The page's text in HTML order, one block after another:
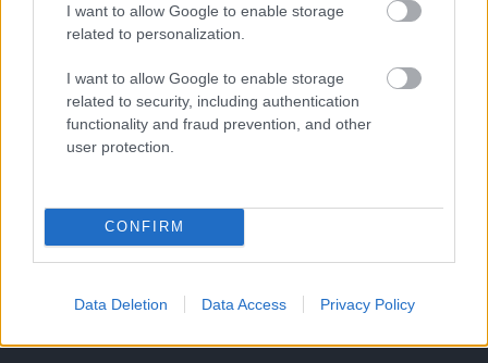
I want to allow Google to enable storage
related to personalization.
I want to allow Google to enable storage
related to security, including authentication
functionality and fraud prevention, and other
user protection.
CONFIRM
Data Deletion Data Access Privacy Policy
Meccs Center
Paris Saint-Germain
Manchester United
Felkészülési szezon 4. mérkőzés
2026-08-08 17:00